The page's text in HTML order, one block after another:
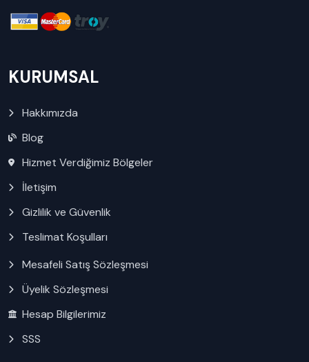
KURUMSAL
Hakkımızda
Blog
Hizmet Verdiğimiz Bölgeler
İletişim
Gizlilik ve Güvenlik
Teslimat Koşulları
Mesafeli Satış Sözleşmesi
Üyelik Sözleşmesi
Hesap Bilgilerimiz
SSS